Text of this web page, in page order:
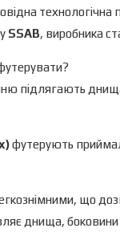
SSAB, виробника
підлягають
футерують
що
днища,